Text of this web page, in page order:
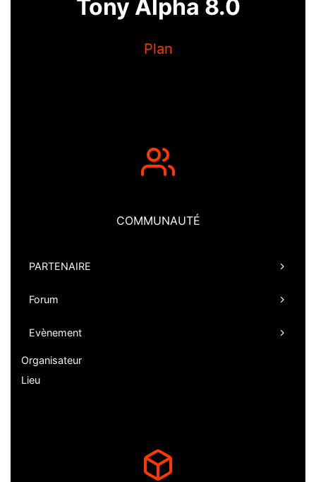
Tony Alpha 8.0
Plan
COMMUNAUTÉ
PARTENAIRE
Forum
Evènement
Organisateur
Lieu